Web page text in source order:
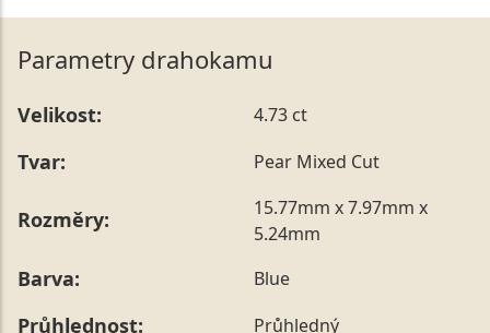
Parametry drahokamu
Velikost: 4.73 ct
Tvar: Pear Mixed Cut
Rozměry:
15.77mm x 7.97mm x
5.24mm
Barva: Blue
Průhlednost: Průhledný